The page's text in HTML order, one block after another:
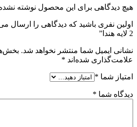
هیچ دیدگاهی برای این محصول نوشته
اولین نفری باشید که دیدگاهی را ارسال
2 لایه هندا”
نشانی ایمیل شما منتشر نخواهد شد.
علامت‌گذاری شده‌اند *
امتیاز شما *
دیدگاه شما *